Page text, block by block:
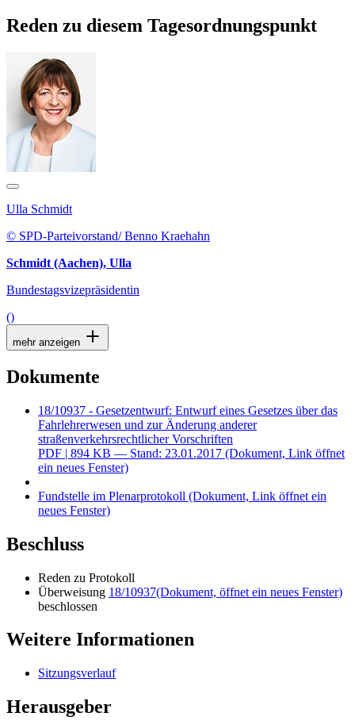
Reden zu diesem Tagesordnungspunkt
Ulla Schmidt
© SPD-Parteivorstand/ Benno Kraehahn
Schmidt (Aachen), Ulla
Bundestagsvizepräsidentin
()
mehr anzeigen
Dokumente
18/10937 - Gesetzentwurf: Entwurf eines Gesetzes über das
Fahrlehrerwesen und zur Änderung anderer
straßenverkehrsrechtlicher Vorschriften
PDF | 894 KB — Stand: 23.01.2017 (Dokument, Link öffnet
ein neues Fenster)
Fundstelle im Plenarprotokoll (Dokument, Link öffnet ein
neues Fenster)
Beschluss
Reden zu Protokoll
Überweisung 18/10937(Dokument, öffnet ein neues Fenster)
beschlossen
Weitere Informationen
Sitzungsverlauf
Herausgeber